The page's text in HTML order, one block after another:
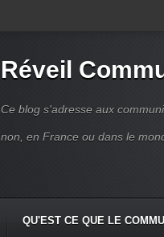
Réveil
Ce blog s'adresse aux
non, en France ou dans le
QU'EST CE QUE LE